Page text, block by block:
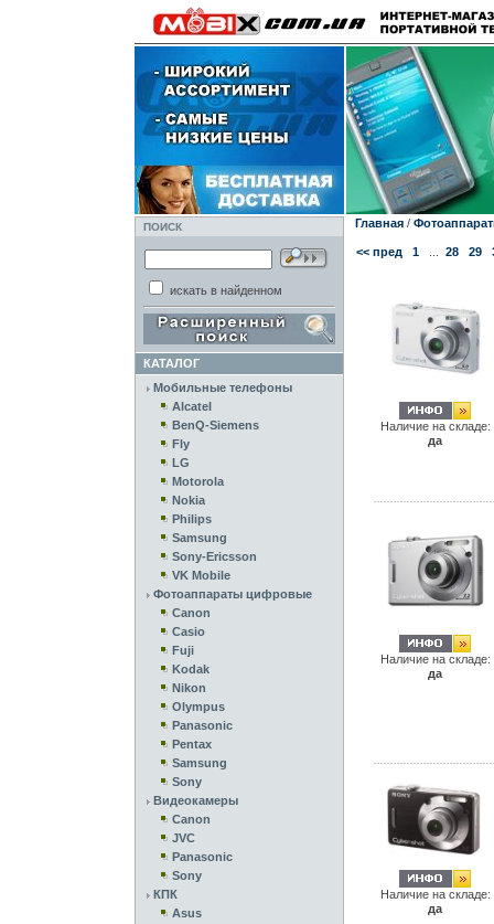
ПОИСК
искать в найденном
КАТАЛОГ
Мобильные телефоны
Alcatel
BenQ-Siemens
Fly
LG
Motorola
Nokia
Philips
Samsung
Sony-Ericsson
VK Mobile
Фотоаппараты цифровые
Canon
Casio
Fuji
Kodak
Nikon
Olympus
Panasonic
Pentax
Samsung
Sony
Видеокамеры
Canon
JVC
Panasonic
Sony
КПК
Asus
Главная/
<< пред 1... 28 29
Наличие на складе:
да
Наличие на складе:
да
Наличие на складе:
да